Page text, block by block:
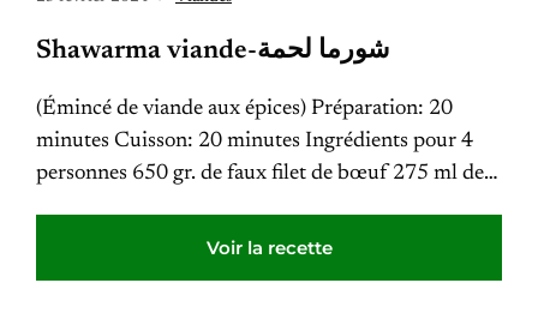
Shawarma viande-شورما لحمة
(Émincé de viande aux épices) Préparation: 20
minutes Cuisson: 20 minutes Ingrédients pour 4
personnes 650 gr. de faux filet de bœuf 275 ml de…
Voir la recette